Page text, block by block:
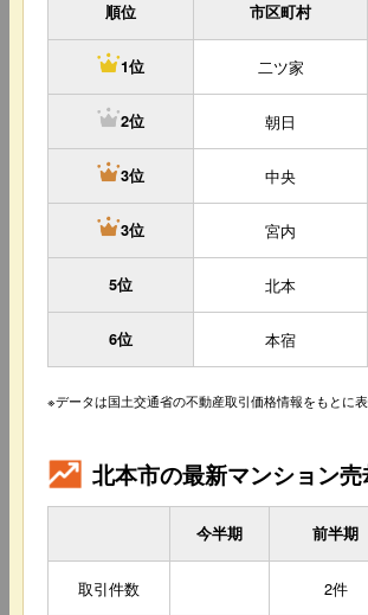
順位 市区町村
1位 二ツ家
2位 朝日
3位 中央
3位 宮内
5位 北本
6位 本宿
※データは国土交通省の不動産取引価格情報をもとに表
北本市の最新マンション売
今半期 前半期
取引件数 2件